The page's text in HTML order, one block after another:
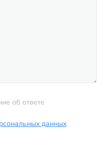
об ответе
данных